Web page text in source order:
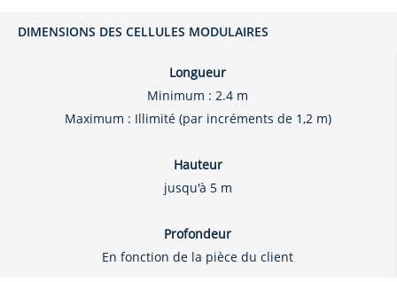
DIMENSIONS DES CELLULES MODULAIRES
Longueur
Minimum : 2.4 m
Maximum : Illimité (par incréments de 1,2 m)
Hauteur
jusqu'à 5 m
Profondeur
En fonction de la pièce du client